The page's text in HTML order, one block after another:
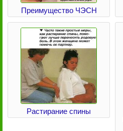
Преимущество ЧЭСН
Растирание спины